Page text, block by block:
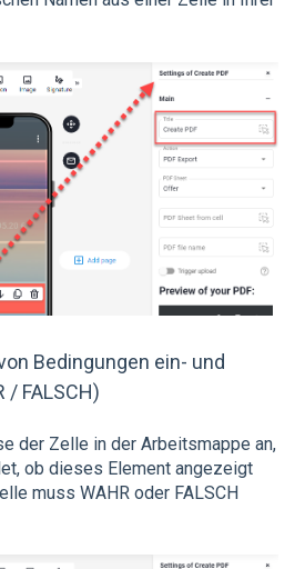
Bedingungen ein- und
/ FALSCH)
der Zelle in der Arbeitsmappe an,
ob dieses Element angezeigt
muss WAHR oder FALSCH